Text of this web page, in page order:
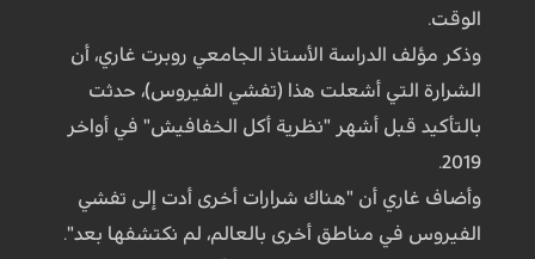
الوقت.
وذكر مؤلف الدراسة الأستاذ الجامعي روبرت غاري، أن
الشرارة التي أشعلت هذا (تفشي الفيروس)، حدثت
بالتأكيد قبل أشهر "نظرية أكل الخفافيش" في أواخر
2019.
وأضاف غاري أن "هناك شرارات أخرى أدت إلى تفشي
الفيروس في مناطق أخرى بالعالم، لم نكتشفها بعد".